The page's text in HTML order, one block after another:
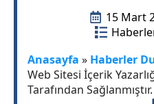
15 Mart
Anasayfa » Haberler
Web Sitesi İçerik
Tarafından Sağlanmıştır.